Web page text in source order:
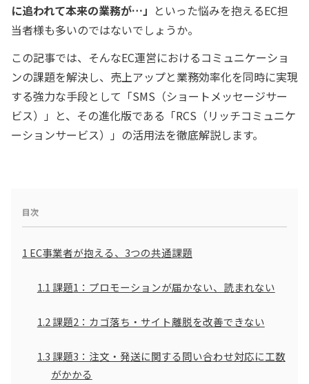
に追われて本来の業務が…」 といった悩みを抱えるEC担
当者様も多いのではないでしょうか。
この記事では、そんなEC運営におけるコミュニケーショ
ンの課題を解決し、売上アップと業務効率化を同時に実現
する強力な手段として「SMS（ショートメッセージサー
ビス）」と、その進化版である「RCS（リッチコミュニケ
ーションサービス）」の活用法を徹底解説します。
目次
1 EC事業者が抱える、3つの共通課題
1.1 課題1：プロモーションが届かない、読まれない
1.2課題2：カゴ落ち・サイト離脱を改善できない
1.3課題3：注文・発送に関する問い合わせ対応に工数
がかかる